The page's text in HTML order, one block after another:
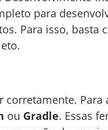
para
Para isso, basta
corretamente.
ou Gradle. Essas